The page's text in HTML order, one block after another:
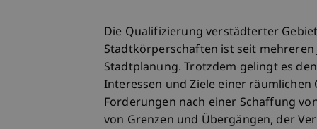
Die Qualifizierung verstädterter
Stadtkörperschaften ist seit
Stadtplanung. Trotzdem gelingt es
Interessen und Ziele einer
Forderungen nach einer Schaffung
von Grenzen und Übergängen, der